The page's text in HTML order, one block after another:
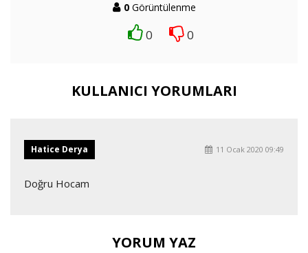
0Görüntülenme
0 0
KULLANICI YORUMLARI
Hatice Derya 11 Ocak 2020 09:49
Doğru Hocam
YORUM YAZ